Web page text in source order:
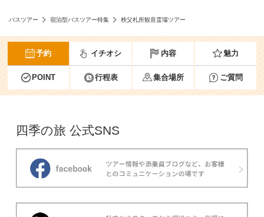
バスツアー 宿泊型バスツアー特集 秩父札所観音霊場ツアー
予約 イチオシ 内容 魅力
POINT 行程表 集合場所 ご質問
四季の旅 公式SNS